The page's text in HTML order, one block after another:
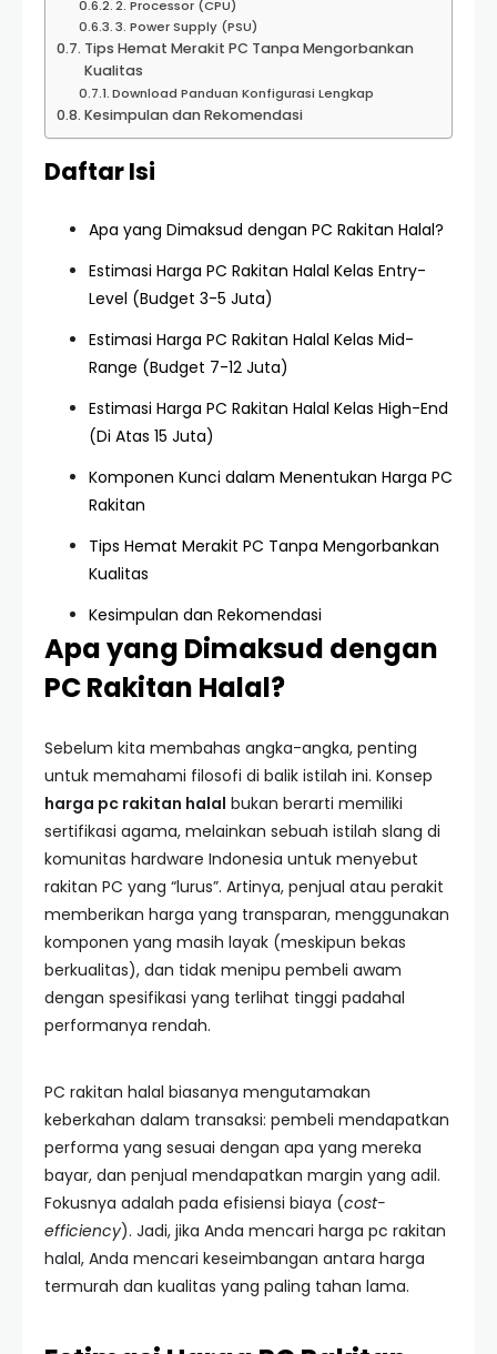
2. Processor (CPU)
3. Power Supply (PSU)
Tips Hemat Merakit PC Tanpa Mengorbankan
Kualitas
Download Panduan Konfigurasi Lengkap
Kesimpulan dan Rekomendasi
Daftar Isi
Apa yang Dimaksud dengan PC Rakitan Halal?
Estimasi Harga PC Rakitan Halal Kelas Entry-
Level (Budget 3-5 Juta)
Estimasi Harga PC Rakitan Halal Kelas Mid-
Range (Budget 7-12 Juta)
Estimasi Harga PC Rakitan Halal Kelas High-End
(Di Atas 15 Juta)
Komponen Kunci dalam Menentukan Harga PC
Rakitan
Tips Hemat Merakit PC Tanpa Mengorbankan
Kualitas
Kesimpulan dan Rekomendasi
Apa yang Dimaksud dengan
PC Rakitan Halal?
Sebelum kita membahas angka-angka, penting
untuk memahami filosofi di balik istilah ini. Konsep
harga pc rakitan halal bukan berarti memiliki
sertifikasi agama, melainkan sebuah istilah slang di
komunitas hardware Indonesia untuk menyebut
rakitan PC yang “lurus”. Artinya, penjual atau perakit
memberikan harga yang transparan, menggunakan
komponen yang masih layak (meskipun bekas
berkualitas), dan tidak menipu pembeli awam
dengan spesifikasi yang terlihat tinggi padahal
performanya rendah.
PC rakitan halal biasanya mengutamakan
keberkahan dalam transaksi: pembeli mendapatkan
performa yang sesuai dengan apa yang mereka
bayar, dan penjual mendapatkan margin yang adil.
Fokusnya adalah pada efisiensi biaya (cost-
efficiency). Jadi, jika Anda mencari harga pc rakitan
halal, Anda mencari keseimbangan antara harga
termurah dan kualitas yang paling tahan lama.